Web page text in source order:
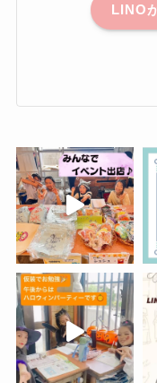
LINO